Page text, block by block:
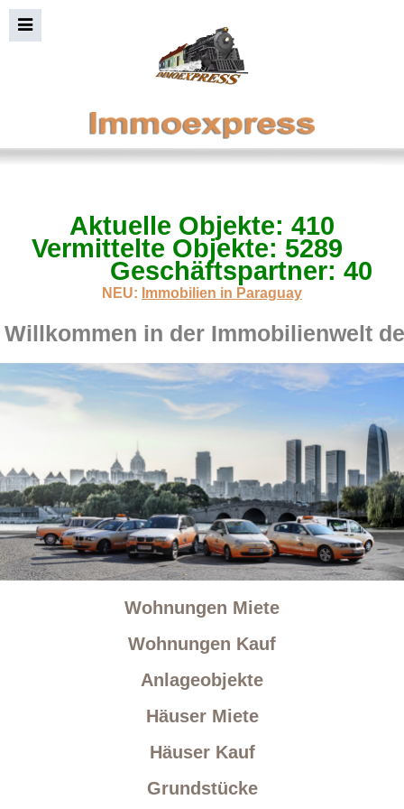
Immobiliensuche+Bild
Aktuelle Objekte: 410
Vermittelte Objekte: 5289
Geschäftspartner: 40
NEU: Immobilien in Paraguay
Willkommen in der Immobilienwelt
Wohnungen Miete
Wohnungen Kauf
Anlageobjekte
Häuser Miete
Häuser Kauf
Grundstücke